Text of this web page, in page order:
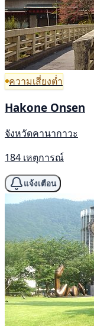
ความเสี่ยงต่ำ
Hakone Onsen
จังหวัดคานากาวะ
184 เหตุการณ์
แจ้งเตือน